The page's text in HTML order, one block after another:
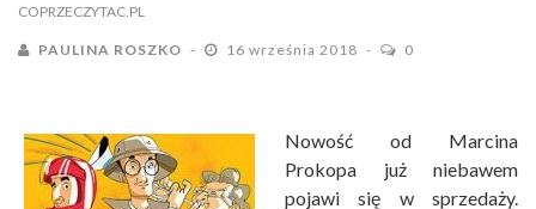
COPRZECZYTAC.PL
PAULINA ROSZKO 16 września 2018 0
Nowość od Marcina
Prokopa już niebawem
pojawi się w sprzedaży.